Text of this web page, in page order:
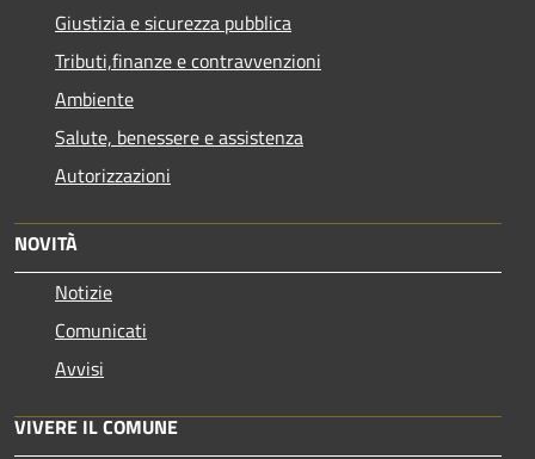
Giustizia e sicurezza pubblica
Tributi,finanze e contravvenzioni
Ambiente
Salute, benessere e assistenza
Autorizzazioni
NOVITÀ
Notizie
Comunicati
Avvisi
VIVERE IL COMUNE